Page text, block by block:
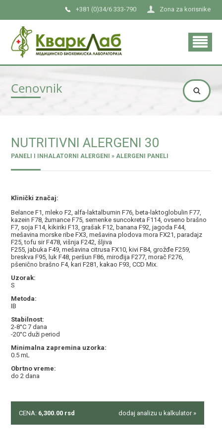
Zona za korisnike
+381 (0)34/6 333-790
Cenovnik
NUTRITIVNI ALERGENI 30
PANELI I INHALATORNI ALERGENI » ALERGENI PANELI
Klinički značaj:
Belance F1, mleko F2, alfa-laktalbumin F76, beta-laktoglobulin F77,
kazein F78, žumance F75, semenke suncokreta F114, ovseno brašno
F7, soja F14, kikiriki F13, grašak F12, banana F92, jagoda F44,
mešavina morske ribe FX3, mešavina plodova mora FX21, paradajz
F25, tofu sir F478, višnja F242, šljiva
F255, jabuka F49, mešavina citrusa FX10, kivi F84, grožđe F259,
breskva F95, luk F48, peršun F86, mirođija F277, morač F276,
pšenično brašno F4, kari F281, kakao F93, CCD Mix.
Uzorak:
S
Metoda:
IB
Stabilnost:
2-8°C 7 dana
-20°C duži period
Minimalna zapremina uzorka:
0.5 mL
Obrtno vreme:
do 2 dana
CENA: 6,300.00 rsd dodaj analizu u kalkulator »